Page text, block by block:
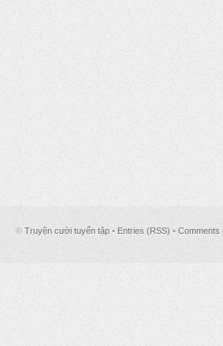
© Truyện cười tuyển tập • Entries (RSS) • Comments